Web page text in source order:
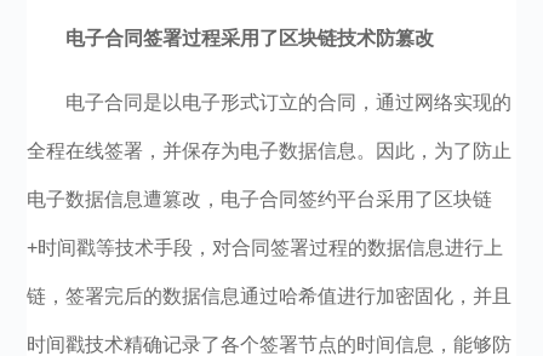
电子合同签署过程采用了区块链技术防篡改
电子合同是以电子形式订立的合同，通过网络实现的
全程在线签署，并保存为电子数据信息。因此，为了防止
电子数据信息遭篡改，电子合同签约平台采用了区块链
+时间戳等技术手段，对合同签署过程的数据信息进行上
链，签署完后的数据信息通过哈希值进行加密固化，并且
时间戳技术精确记录了各个签署节点的时间信息，能够防